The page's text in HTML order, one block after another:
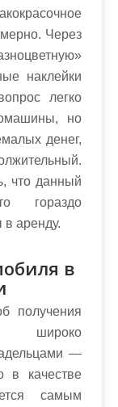
Через
наклейки
легко
но
денег,
что данный
гораздо
аренду.
в
получения
широко
—
в качестве
самым